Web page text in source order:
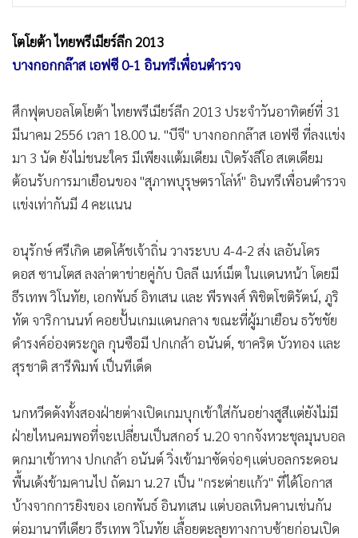
โตโยต้า ไทยพรีเมียร์ลีก 2013
บางกอกกล๊าส เอฟซี 0-1 อินทรีเพื่อนตำรวจ
ศึกฟุตบอลโตโยต้า ไทยพรีเมียร์ลีก 2013 ประจำวันอาทิตย์ที่ 31
มีนาคม 2556 เวลา 18.00 น. "บีจี" บางกอกกล๊าส เอฟซี ที่ลงแข่ง
มา 3 นัด ยังไม่ชนะใคร มีเพียงแต้มเดียม เปิดรังลีโอ สเตเดียม
ต้อนรับการมาเยือนของ "สุภาพบุรุษตราโล่ห์" อินทรีเพื่อนตำรวจ
แข่งเท่ากันมี 4 คะแนน
อนุรักษ์ ศรีเกิด เฮดโค้ชเจ้าถิ่น วางระบบ 4-4-2 ส่ง เลอันโดร
ดอส ซานโตส ลงล่าตาข่ายคู่กับ บิลลี เมห์เม็ต ในแดนหน้า โดยมี
ธีรเทพ วิโนทัย, เอกพันธ์ อิทเสน และ พีรพงศ์ พิชิตโชติรัตน์, ภูริ
ทัต จาริกานนท์ คอยปั้นเกมแดนกลาง ขณะที่ผู้มาเยือน ธวัชชัย
ดำรงค์อ่องตระกูล กุนซือมี ปกเกล้า อนันต์, ชาคริต บัวทอง และ
สุรชาติ สารีพิมพ์ เป็นทีเด็ด
นกหวีดดังทั้งสองฝ่ายต่างเปิดเกมบุกเข้าใส่กันอย่างสูสีแต่ยังไม่มี
ฝ่ายไหนคมพอที่จะเปลี่ยนเป็นสกอร์ น.20 จากจังหวะชุลมุนบอล
ตกมาเข้าทาง ปกเกล้า อนันต์ วิ่งเข้ามาซัดจ่อๆแต่บอลกระดอน
พื้นเด้งข้ามคานไป ถัดมา น.27 เป็น "กระต่ายแก้ว" ที่ได้โอกาส
บ้างจากการยิงของ เอกพันธ์ อินทเสน แต่บอลเหินคานเช่นกัน
ต่อมานาทีเดียว ธีรเทพ วิโนทัย เลื้อยตะลุยทางกาบซ้ายก่อนเปิด